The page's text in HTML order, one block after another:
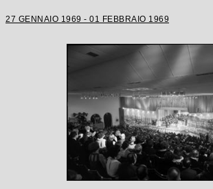
27 GENNAIO 1969 - 01 FEBBRAIO 1969